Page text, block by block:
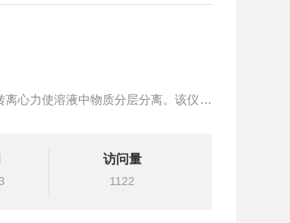
心力使溶液中物质分层分离。该仪器
访问量
1122